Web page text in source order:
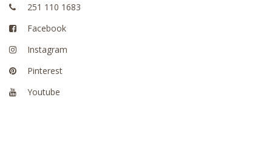
251 110 1683
Facebook
Instagram
Pinterest
Youtube